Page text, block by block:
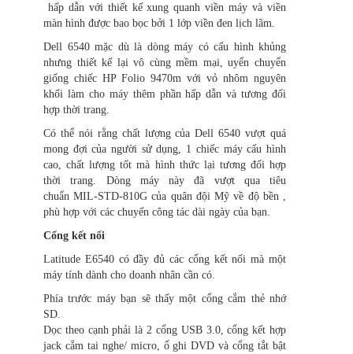
hấp dẫn với thiết kế xung quanh viền máy và viền
màn hình được bao bọc bởi 1 lớp viền đen lịch lãm.
Dell 6540 mặc dù là dòng máy có cấu hình khủng
nhưng thiết kế lại vô cùng mềm mại, uyển chuyển
giống chiếc HP Folio 9470m với vỏ nhôm nguyên
khối làm cho máy thêm phần hấp dẫn và tương đối
hợp thời trang.
Có thể nói rằng chất lượng của Dell 6540 vượt quá
mong đợi của người sử dụng, 1 chiếc máy cấu hình
cao, chất lượng tốt mà hình thức lại tương đối hợp
thời trang. Dòng máy này đã vượt qua tiêu
chuẩn MIL-STD-810G của quân đội Mỹ về độ bền ,
phù hợp với các chuyến công tác dài ngày của bạn.
Cổng kết nối
Latitude E6540 có đầy đủ các cổng kết nối mà một
máy tính dành cho doanh nhân cần có.
Phía trước máy bạn sẽ thấy một cổng cắm thẻ nhớ
SD.
Dọc theo cạnh phải là 2 cổng USB 3.0, cổng kết hợp
jack cắm tai nghe/ micro, ổ ghi DVD và cổng tắt bật